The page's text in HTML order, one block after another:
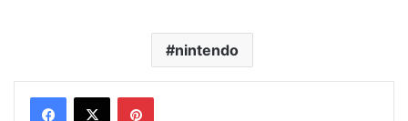
nintendo
Pinterest